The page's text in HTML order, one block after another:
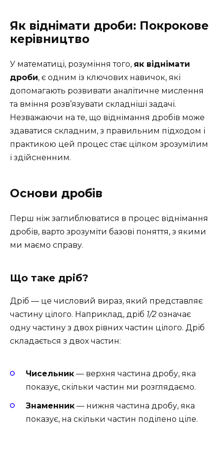
Як віднімати дроби: Покрокове
керівництво
У математиці, розуміння того, як віднімати
дроби, є одним із ключових навичок, які
допомагають розвивати аналітичне мислення
та вміння розв’язувати складніші задачі.
Незважаючи на те, що віднімання дробів може
здаватися складним, з правильним підходом і
практикою цей процес стає цілком зрозумілим
і здійсненним.
Основи дробів
Перш ніж заглиблюватися в процес віднімання
дробів, варто зрозуміти базові поняття, з якими
ми маємо справу.
Що таке дріб?
Дріб — це числовий вираз, який представляє
частину цілого. Наприклад, дріб 1/2 означає
одну частину з двох рівних частин цілого. Дріб
складається з двох частин:
Чисельник — верхня частина дробу, яка
показує, скільки частин ми розглядаємо.
Знаменник — нижня частина дробу, яка
показує, на скільки частин поділено ціле.